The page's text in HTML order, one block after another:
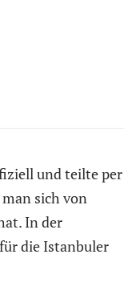
und teilte per
sich von
In der
die Istanbuler